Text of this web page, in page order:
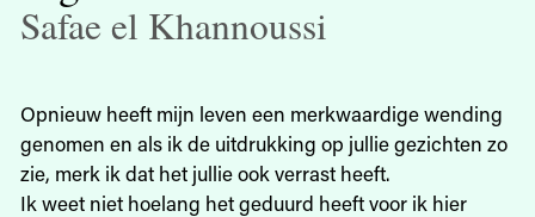
Safae el Khannoussi
Opnieuw heeft mijn leven een merkwaardige wending
genomen en als ik de uitdrukking op jullie gezichten zo
zie, merk ik dat het jullie ook verrast heeft.
Ik weet niet hoelang het geduurd heeft voor ik hier